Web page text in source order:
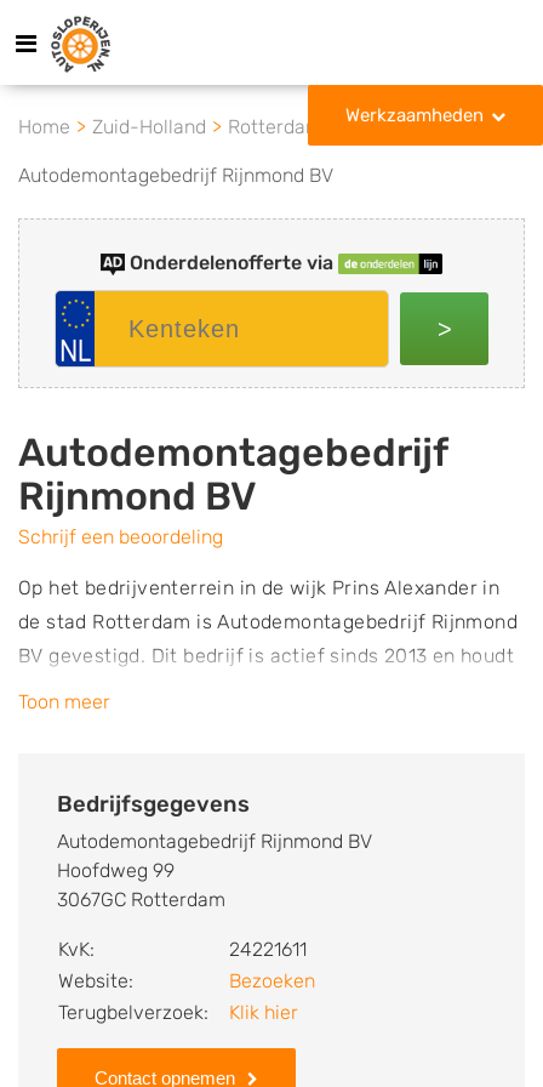
Werkzaamheden
Home Zuid-Holland Rotterdam
Autodemontagebedrijf Rijnmond BV
Onderdelenofferte via
>
Autodemontagebedrijf
Rijnmond BV
Schrijf een beoordeling
Op het bedrijventerrein in de wijk Prins Alexander in
de stad Rotterdam is Autodemontagebedrijf Rijnmond
BV gevestigd. Dit bedrijf is actief sinds 2013 en houdt
zich voornamelijk bezig met het demonteren van
gebruikte auto onderdelen van allerlei bekende auto
Rijnmond BV is plek voor tientallen auto’s. Deze staan
klaar om gedemonteerd te worden. In de werkplaats
worden na controle opgeslagen in het magazijn en
vervolgens verkocht. Je kunt als zakelijke klant en als
particuliere klant terecht bij de autosloperij. De
Toon meer
Bedrijfsgegevens
Autodemontagebedrijf Rijnmond BV
Hoofdweg 99
3067GC Rotterdam
KvK:
24221611
Website:
Bezoeken
Terugbelverzoek:
Klik hier
Contact opnemen